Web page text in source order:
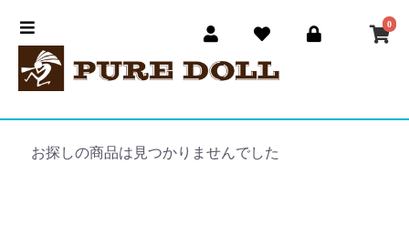
0
お探しの商品は見つかりませんでした